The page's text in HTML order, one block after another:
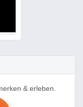
& erleben.